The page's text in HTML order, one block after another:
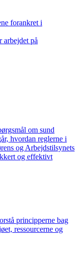
forankret i
arbejdet på
om sund
hvordan reglerne i
og Arbejdstilsynets
og effektivt
principperne bag
ressourcerne og